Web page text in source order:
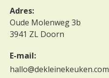
Adres:
Oude Molenweg 3b
3941 ZL Doorn
E-mail:
hallo@dekleinekeuken.com